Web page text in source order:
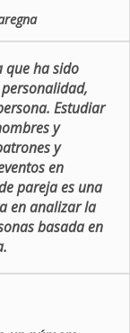
que ha sido
Estudiar
y
y
en
pareja es una
en analizar la
basada en